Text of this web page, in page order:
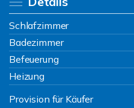
Schlafzimmer
Badezimmer
Befeuerung
Heizung
Provision für Käufer